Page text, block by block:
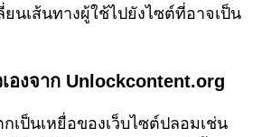
นเส้นทางผู้ใช้ไปยังไซต์ที่อาจเป็น
องจาก Unlockcontent.org
เป็นเหยื่อของเว็บไซต์ปลอมเช่น